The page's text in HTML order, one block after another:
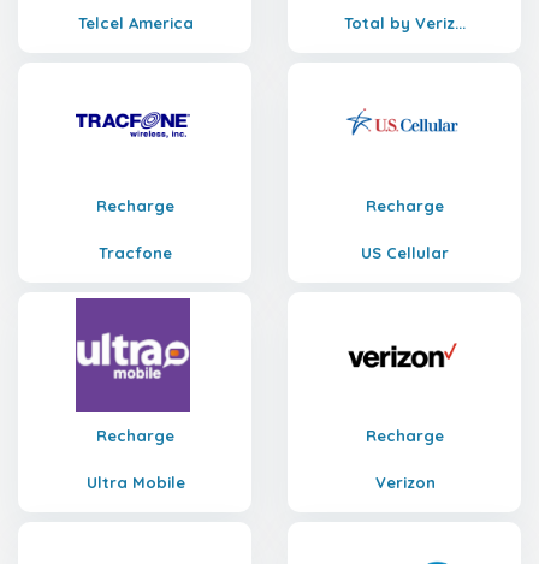
Telcel America Total by Veriz...
Recharge
Tracfone
Recharge
US Cellular
Recharge
Ultra Mobile
Recharge
Verizon